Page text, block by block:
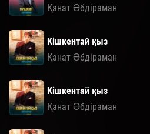
Қанат Әбдіраман
Кішкентай қыз
Қанат Әбдіраман
Кішкентай қыз
Қанат Әбдіраман